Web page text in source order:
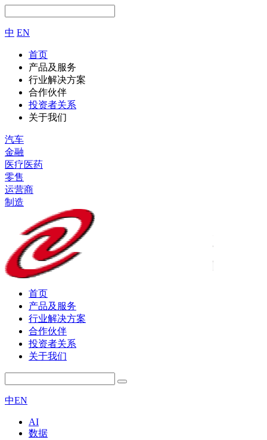
中 EN
首页
产品及服务
行业解决方案
合作伙伴
投资者关系
关于我们
汽车
金融
医疗医药
零售
运营商
制造
首页
产品及服务
行业解决方案
合作伙伴
投资者关系
关于我们
中EN
AI
数据